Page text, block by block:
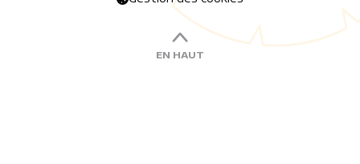
EN HAUT